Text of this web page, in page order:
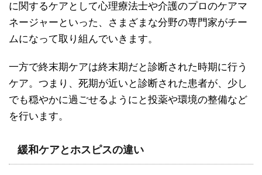
に関するケアとして心理療法士や介護のプロのケアマ
ネージャーといった、さまざまな分野の専門家がチー
ムになって取り組んでいきます。
一方で終末期ケアは終末期だと診断された時期に行う
ケア。つまり、死期が近いと診断された患者が、少し
でも穏やかに過ごせるようにと投薬や環境の整備など
を行います。
緩和ケアとホスピスの違い